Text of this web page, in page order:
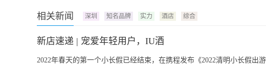
相关新闻 深圳 知名品牌 实力 酒店 综合
新店速递 | 宠爱年轻用户，IU酒
2022年春天的第一个小长假已经结束，在携程发布《2022清明小长假